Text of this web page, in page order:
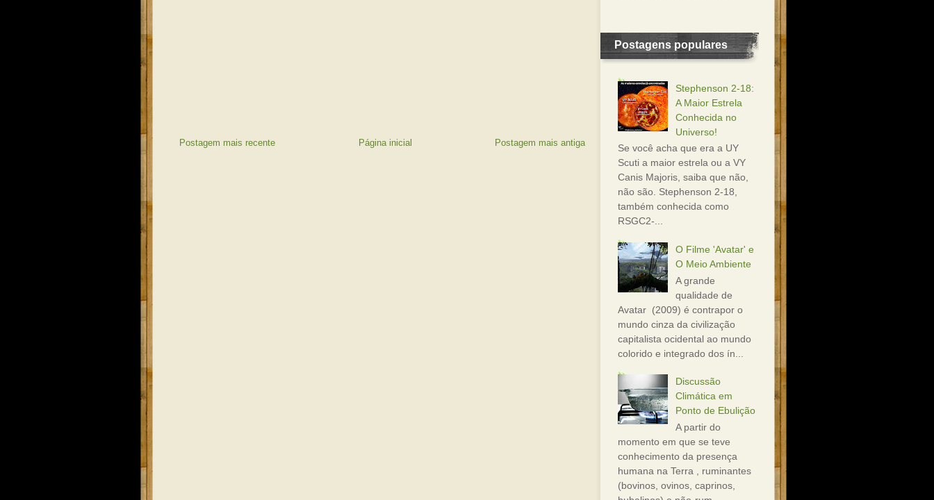
Postagem mais recente Postagem mais antiga
Página inicial
Postagens populares
Stephenson 2-18:
A Maior Estrela
Conhecida no
Universo!
Se você acha que era a UY
Scuti a maior estrela ou a VY
Canis Majoris, saiba que não,
não são. Stephenson 2-18,
também conhecida como
RSGC2-...
O Filme 'Avatar' e
O Meio Ambiente
A grande
qualidade de
Avatar (2009) é contrapor o
mundo cinza da civilização
capitalista ocidental ao mundo
colorido e integrado dos ín...
Discussão
Climática em
Ponto de Ebulição
A partir do
momento em que se teve
conhecimento da presença
humana na Terra , ruminantes
(bovinos, ovinos, caprinos,